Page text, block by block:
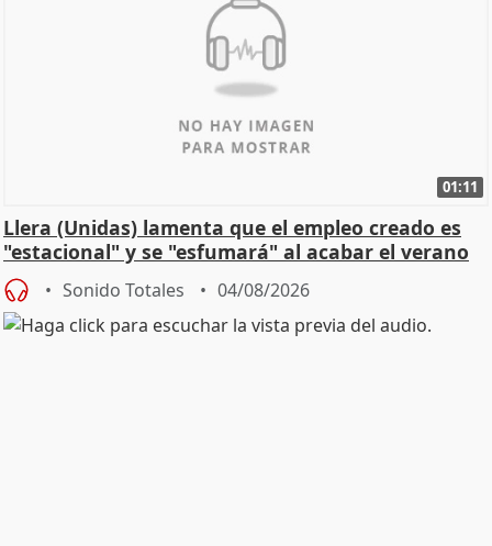
01:11
Llera (Unidas) lamenta que el empleo creado es
"estacional" y se "esfumará" al acabar el verano
Sonido Totales 04/08/2026